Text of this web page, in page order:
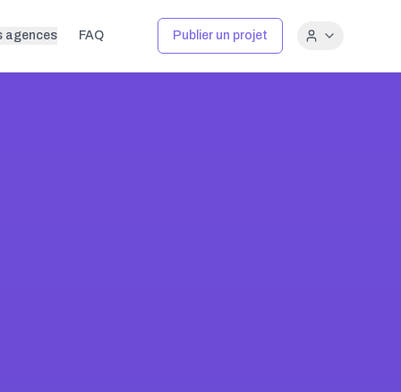
agences FAQ Publier un projet